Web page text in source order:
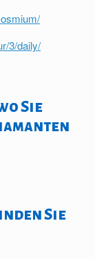
3/daily/
Sie
Sie